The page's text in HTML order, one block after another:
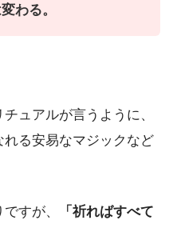
わる。
ュアルが言うように、
る安易なマジックなど
すが、
「祈ればすべて